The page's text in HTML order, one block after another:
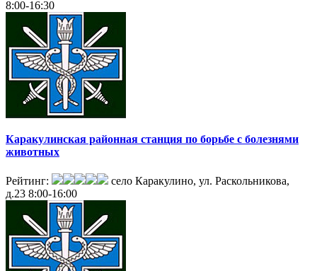
8:00-16:30
Каракулинская районная станция по борьбе с болезнями
животных
Рейтинг:
село Каракулино, ул. Раскольникова,
д.23 8:00-16:00